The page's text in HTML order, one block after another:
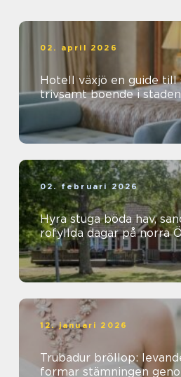
02. april 2026
Hotell växjö en guide till smidigt och
trivsamt boende i staden
02. februari 2026
Hyra stuga böda hav, sandstrand och
rofyllda dagar på norra
12. januari 2026
Trubadur bröllop:
formar stämningen